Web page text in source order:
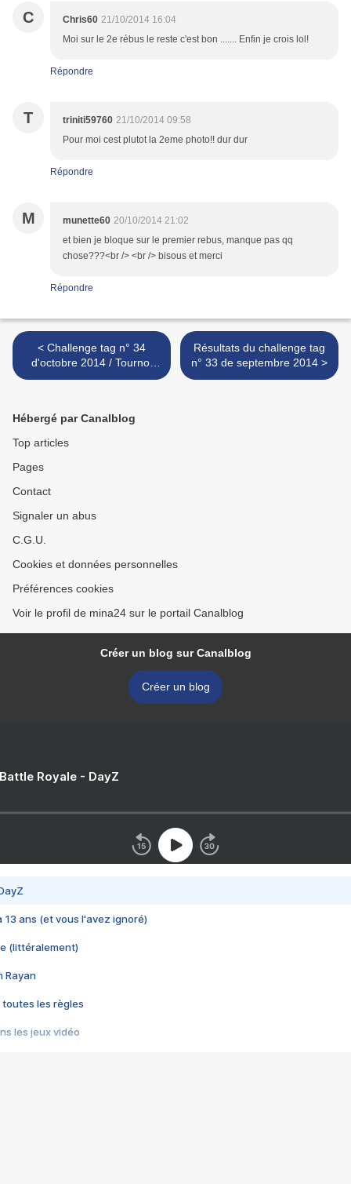
C Chris60 21/10/2014 16:04
Moi sur le 2e rébus le reste c'est bon ....... Enfin je crois lol!
Répondre
T triniti59760 21/10/2014 09:58
Pour moi cest plutot la 2eme photo!! dur dur
Répondre
M munette60 20/10/2014 21:02
et bien je bloque sur le premier rebus, manque pas qq
chose???<br /> <br /> bisous et merci
Répondre
< Challenge tag n° 34
d'octobre 2014 / Tournoi
2014
Résultats du challenge tag
n° 33 de septembre 2014 >
Hébergé par Canalblog
Top articles
Pages
Contact
Signaler un abus
C.G.U.
Cookies et données personnelles
Préférences cookies
Voir le profil de mina24 sur le portail Canalblog
Créer un blog sur Canalblog
Créer un blog
Royale - DayZ
13 ans (et vous l'avez ignoré)
(littéralement)
Rayan
toutes les règles
les jeux vidéo